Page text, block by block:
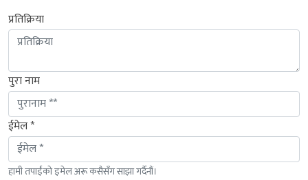
प्रतिक्रिया
पुरा नाम
ईमेल *
हामी तपाईंको इमेल अरू कसैसँग साझा गर्दैनौं।